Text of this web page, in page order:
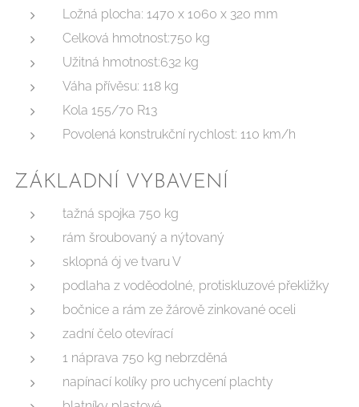
Ložná plocha: 1470 x 1060 x 320 mm
Celková hmotnost:750 kg
Užitná hmotnost:632 kg
Váha přívěsu: 118 kg
Kola 155/70 R13
Povolená konstrukční rychlost: 110 km/h
ZÁKLADNÍ VYBAVENÍ
tažná spojka 750 kg
rám šroubovaný a nýtovaný
sklopná ój ve tvaru V
podlaha z voděodolné, protiskluzové překližky
bočnice a rám ze žárově zinkované oceli
zadní čelo otevírací
1 náprava 750 kg nebrzděná
napínací kolíky pro uchycení plachty